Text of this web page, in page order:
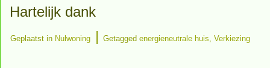
Hartelijk dank
Geplaatst in Nulwoning | Getagged energieneutrale huis, Verkiezing